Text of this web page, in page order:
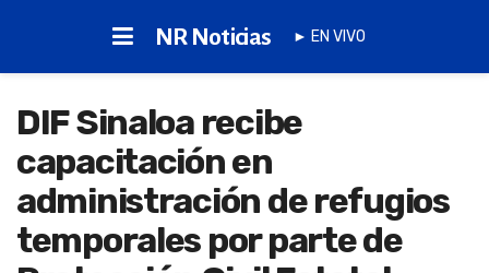
NR Noticias ► EN VIVO
DIF Sinaloa recibe
capacitación en
administración de refugios
temporales por parte de